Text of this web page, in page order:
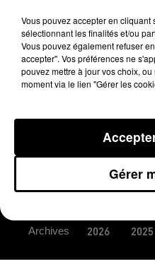
CONDITIONS
REGLEMENT JEUX
Archives 2026 2025
Vous pouvez accepter en cliquant
sélectionnant les finalités et/ou
Vous pouvez également refuser
accepter". Vos préférences ne
pouvez mettre à jour vos choix,
moment via le lien "Gérer les
Gérer